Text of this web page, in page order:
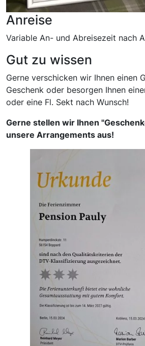
Anreise
Variable An- und Abreisezeit nach
Gut zu wissen
Gerne verschicken wir Ihnen einen
Geschenk oder besorgen Ihnen
oder eine Fl. Sekt nach Wunsch!
Gerne stellen wir Ihnen
unsere Arrangements aus!